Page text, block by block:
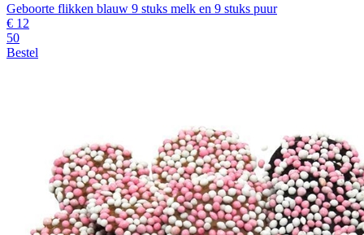
Geboorte flikken blauw 9 stuks melk en 9 stuks puur
€ 12
50
Bestel